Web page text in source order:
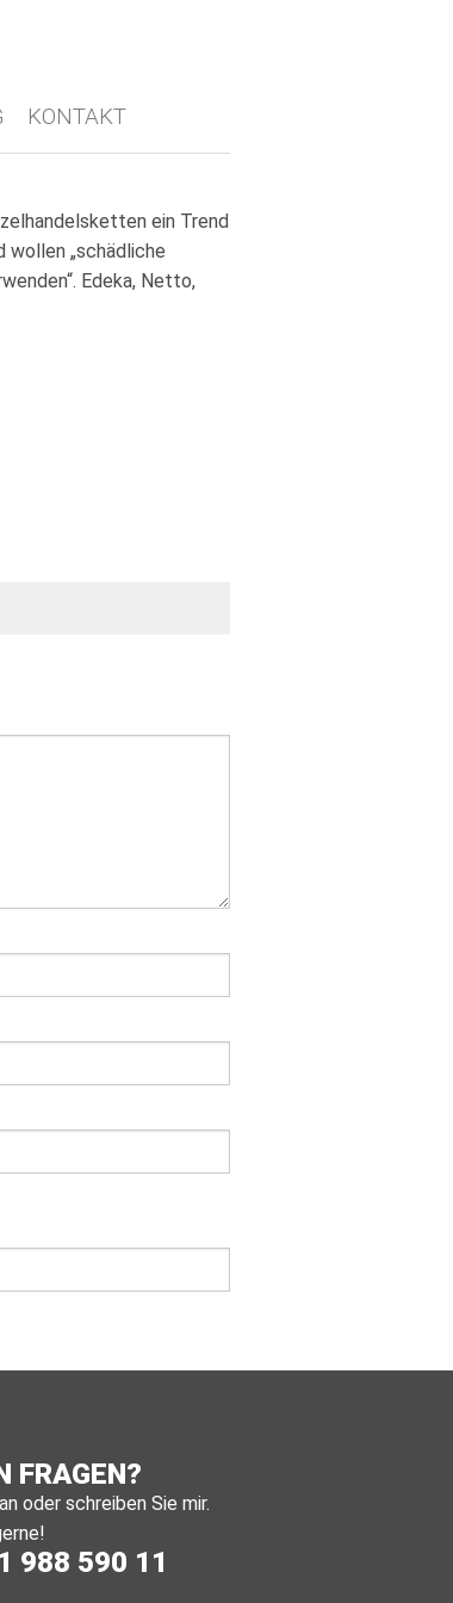
KONTAKT
ein Trend
wollen „schädliche
Edeka, Netto,
FRAGEN?
oder schreiben Sie mir.
988 590 11